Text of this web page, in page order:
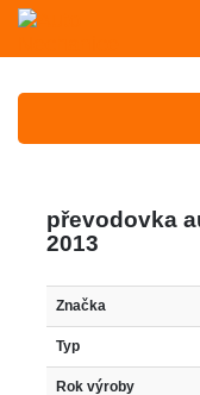
převodovka
2013
Značka
Typ
Rok výroby